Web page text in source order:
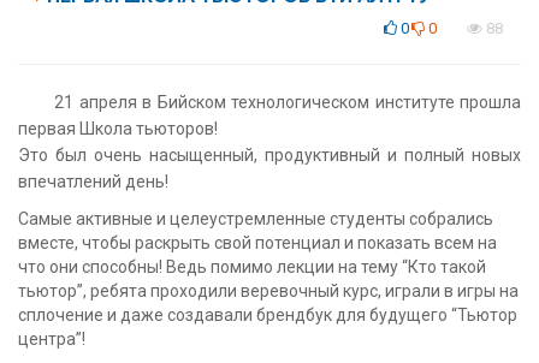
0 0 88
21 апреля в Бийском технологическом институте прошла
первая Школа тьюторов!
Это был очень насыщенный, продуктивный и полный новых
впечатлений день!
Самые активные и целеустремленные студенты собрались
вместе, чтобы раскрыть свой потенциал и показать всем на
что они способны! Ведь помимо лекции на тему “Кто такой
тьютор”, ребята проходили веревочный курс, играли в игры на
сплочение и даже создавали брендбук для будущего “Тьютор
центра”!